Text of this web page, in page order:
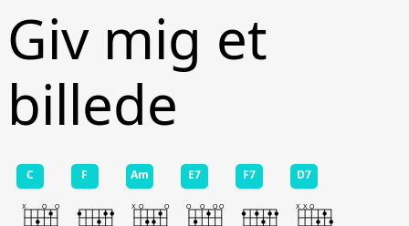
Giv mig et
billede
C F Am E7 F7 D7